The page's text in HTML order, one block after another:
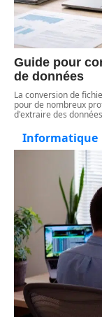
Guide pour
de données
La conversion de
pour de nombreux
d'extraire des
Informatique